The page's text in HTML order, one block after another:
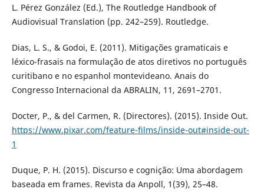
L. Pérez González (Ed.), The Routledge Handbook of
Audiovisual Translation (pp. 242–259). Routledge.
Dias, L. S., & Godoi, E. (2011). Mitigações gramaticais e
léxico-frasais na formulação de atos diretivos no português
curitibano e no espanhol montevideano. Anais do
Congresso Internacional da ABRALIN, 11, 2691–2701.
Docter, P., & del Carmen, R. (Directores). (2015). Inside Out.
https://www.pixar.com/feature-films/inside-out#inside-out-
1
Duque, P. H. (2015). Discurso e cognição: Uma abordagem
baseada em frames. Revista da Anpoll, 1(39), 25–48.